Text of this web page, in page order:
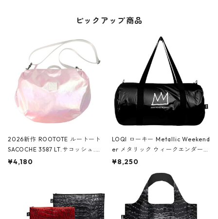
ピックアップ商品
2026新作 ROOTOTE ルートート
SACOCHE 3587 LT.サコッシュ.ル
ミエ-B ショルダーバッグ グロスピ
¥4,180
LOQI ローキー Metallic Weekend
er メタリック ウィークエンダー
ボストンバッグ ショルダーバッグ
Black ジャン=ミッシェル・バスキ
ア/クラウン ブラック
¥8,250